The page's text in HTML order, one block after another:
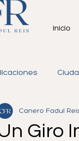
Inicio
Giro
Canero Fadul